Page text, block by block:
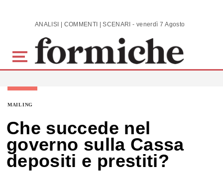
Skip to main content ANALISI | COMMENTI | SCENARI - venerdì 7 Agosto 2026
MAILING
Che succede nel
governo sulla Cassa
depositi e prestiti?